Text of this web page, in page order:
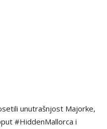
unutrašnjost Majorke,
#HiddenMallorca i